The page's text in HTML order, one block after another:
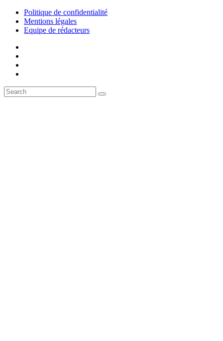
Politique de confidentialité
Mentions légales
Equipe de rédacteurs